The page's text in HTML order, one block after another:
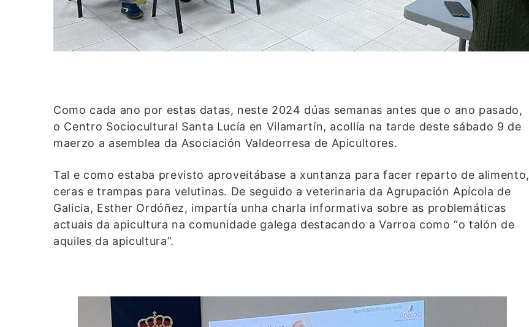
Como cada ano por estas datas, neste 2024 dúas semanas antes que o ano pasado,
o Centro Sociocultural Santa Lucía en Vilamartín, acollía na tarde deste sábado 9 de
maerzo a asemblea da Asociación Valdeorresa de Apicultores.
Tal e como estaba previsto aproveitábase a xuntanza para facer reparto de alimento,
ceras e trampas para velutinas. De seguido a veterinaria da Agrupación Apícola de
Galicia, Esther Ordóñez, impartía unha charla informativa sobre as problemáticas
actuais da apicultura na comunidade galega destacando a Varroa como “o talón de
aquiles da apicultura”.